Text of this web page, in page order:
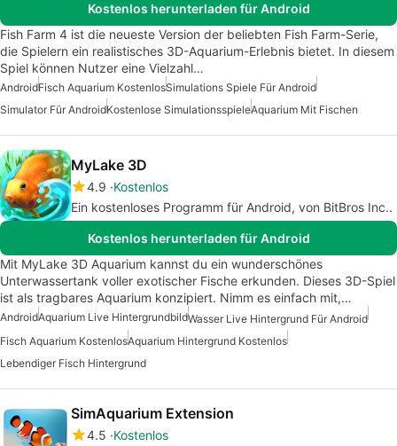
Kostenlos herunterladen für Android
Fish Farm 4 ist die neueste Version der beliebten Fish Farm-Serie,
die Spielern ein realistisches 3D-Aquarium-Erlebnis bietet. In diesem
Spiel können Nutzer eine Vielzahl…
AndroidFisch Aquarium KostenlosSimulations Spiele Für Android
Simulator Für AndroidKostenlose SimulationsspieleAquarium Mit Fischen
MyLake 3D
4.9 Kostenlos
Ein kostenloses Programm für Android, von BitBros Inc..
Kostenlos herunterladen für Android
Mit MyLake 3D Aquarium kannst du ein wunderschönes
Unterwassertank voller exotischer Fische erkunden. Dieses 3D-Spiel
ist als tragbares Aquarium konzipiert. Nimm es einfach mit,…
AndroidAquarium Live HintergrundbildWasser Live Hintergrund Für Android
Fisch Aquarium KostenlosAquarium Hintergrund Kostenlos
Lebendiger Fisch Hintergrund
SimAquarium Extension
4.5 Kostenlos